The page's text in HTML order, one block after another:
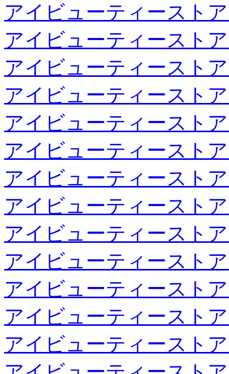
アイビューティースト
アイビューティースト
アイビューティースト
アイビューティースト
アイビューティースト
アイビューティースト
アイビューティースト
アイビューティースト
アイビューティースト
アイビューティースト
アイビューティースト
アイビューティースト
アイビューティースト